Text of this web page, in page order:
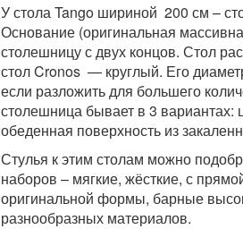
У стола Tango шириной 200 см –
Основание (оригинальная
столешницу с двух концов. Стол
стол Cronos — круглый. Его
если разложить для большего
столешница бывает в 3 вариантах:
обеденная поверхность из
Стулья к этим столам можно
наборов – мягкие, жёсткие, с
оригинальной формы, барные
разнообразных материалов.